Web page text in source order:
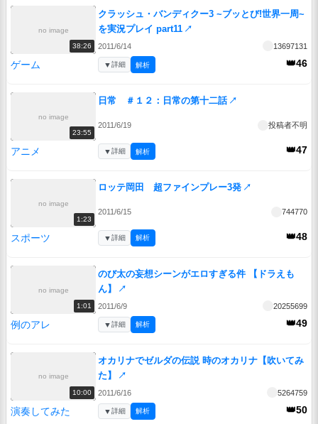
no image
38:26
クラッシュ・バンディクー3 ~ブッとび!世界一周~
を実況プレイ part11 ↗
2011/6/14 13697131
ゲーム 👑46
▼詳細 解析
no image
23:55
日常 ＃１２：日常の第十二話 ↗
2011/6/19 投稿者不明
アニメ 👑47
▼詳細 解析
no image
1:23
ロッテ岡田 超ファインプレー3発 ↗
2011/6/15 744770
スポーツ 👑48
▼詳細 解析
no image
1:01
のび太の妄想シーンがエロすぎる件 【ドラえも
ん】
↗
2011/6/9 20255699
例のアレ 👑49
▼詳細 解析
no image
10:00
オカリナでゼルダの伝説 時のオカリナ【吹いてみ
た】
↗
2011/6/16 5264759
演奏してみた 👑50
▼詳細 解析